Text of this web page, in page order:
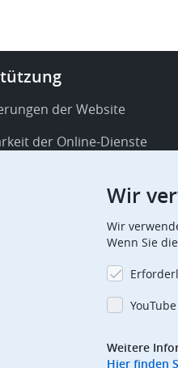
der Website
der Online-Dienste
Mitteilungen
Wir
Wir
Wenn Sie
Weitere
Hier finden